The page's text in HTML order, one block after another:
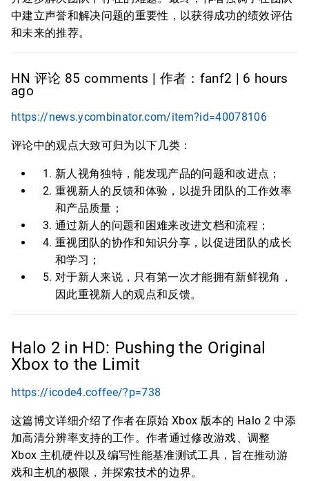
中建立声誉和解决问题的重要性，以获得成功的绩效评估
和未来的推荐。
HN 评论 85 comments | 作者：fanf2 | 6 hours
ago
https://news.ycombinator.com/item?id=40078106
评论中的观点大致可归为以下几类：
新人视角独特，能发现产品的问题和改进点；
重视新人的反馈和体验，以提升团队的工作效率
和产品质量；
通过新人的问题和困难来改进文档和流程；
重视团队的协作和知识分享，以促进团队的成长
和学习；
对于新人来说，只有第一次才能拥有新鲜视角，
因此重视新人的观点和反馈。
Halo 2 in HD: Pushing the Original
Xbox to the Limit
https://icode4.coffee/?p=738
这篇博文详细介绍了作者在原始 Xbox 版本的 Halo 2 中添
加高清分辨率支持的工作。作者通过修改游戏、调整
Xbox 主机硬件以及编写性能基准测试工具，旨在推动游
戏和主机的极限，并探索技术的边界。